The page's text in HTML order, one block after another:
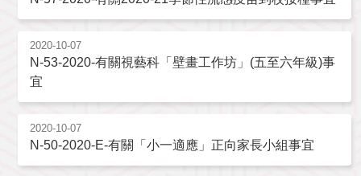
2020-10-07
N-53-2020-有關視藝科「壁畫工作坊」(五至六年級)事
宜
2020-10-07
N-50-2020-E-有關「小一適應」正向家長小組事宜